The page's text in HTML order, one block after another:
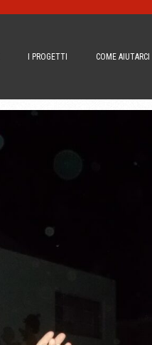
I PROGETTI COME AIUTARCI